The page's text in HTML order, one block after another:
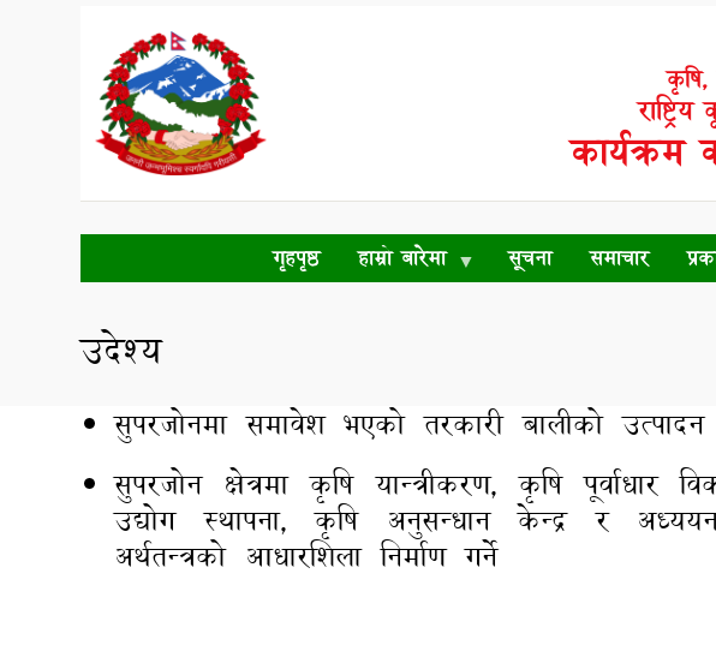
कृषि,
कार्यक्रम
गृहपृष्ठ हाम्रो बारेमा सूचना समाचार
उदेश्य
सुपरजोनमा समावेश भएको तरकारी बालीको
सुपरजोन क्षेत्रमा कृषि यान्त्रीकरण, कृषि पूर्वाधार
उद्योग स्थापना, कृषि अनुसन्धान केन्द्र र
अर्थतन्त्रको आधारशिला निर्माण गर्ने